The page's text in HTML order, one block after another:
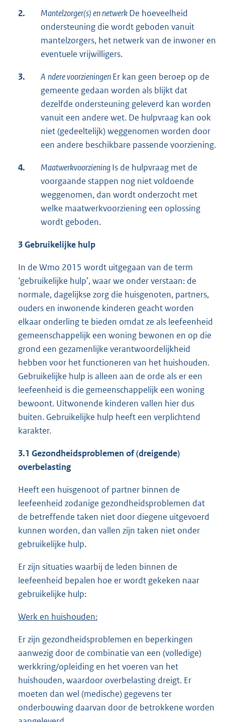
2. Mantelzorger(s) en netwerkDe hoeveelheid
ondersteuning die wordt geboden vanuit
mantelzorgers, het netwerk van de inwoner en
eventuele vrijwilligers.
3. A ndere voorzieningenEr kan geen beroep op de
gemeente gedaan worden als blijkt dat
dezelfde ondersteuning geleverd kan worden
vanuit een andere wet. De hulpvraag kan ook
niet (gedeeltelijk) weggenomen worden door
een andere beschikbare passende voorziening.
4. MaatwerkvoorzieningIs de hulpvraag met de
voorgaande stappen nog niet voldoende
weggenomen, dan wordt onderzocht met
welke maatwerkvoorziening een oplossing
wordt geboden.
3 Gebruikelijke hulp
In de Wmo 2015 wordt uitgegaan van de term
‘gebruikelijke hulp’, waar we onder verstaan: de
normale, dagelijkse zorg die huisgenoten, partners,
ouders en inwonende kinderen geacht worden
elkaar onderling te bieden omdat ze als leefeenheid
gemeenschappelijk een woning bewonen en op die
grond een gezamenlijke verantwoordelijkheid
hebben voor het functioneren van het huishouden.
Gebruikelijke hulp is alleen aan de orde als er een
leefeenheid is die gemeenschappelijk een woning
bewoont. Uitwonende kinderen vallen hier dus
buiten. Gebruikelijke hulp heeft een verplichtend
karakter.
3.1 Gezondheidsproblemen of (dreigende)
overbelasting
Heeft een huisgenoot of partner binnen de
leefeenheid zodanige gezondheidsproblemen dat
de betreffende taken niet door diegene uitgevoerd
kunnen worden, dan vallen zijn taken niet onder
gebruikelijke hulp.
Er zijn situaties waarbij de leden binnen de
leefeenheid bepalen hoe er wordt gekeken naar
gebruikelijke hulp:
Werk en huishouden:
Er zijn gezondheidsproblemen en beperkingen
aanwezig door de combinatie van een (volledige)
werkkring/opleiding en het voeren van het
huishouden, waardoor overbelasting dreigt. Er
moeten dan wel (medische) gegevens ter
onderbouwing daarvan door de betrokkene worden